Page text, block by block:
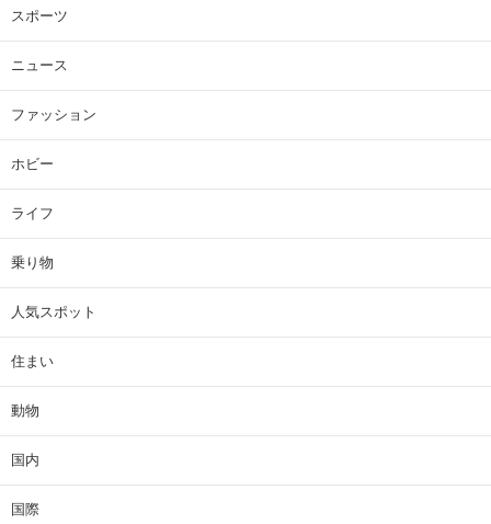
スポーツ
ニュース
ファッション
ホビー
ライフ
乗り物
人気スポット
住まい
動物
国内
国際